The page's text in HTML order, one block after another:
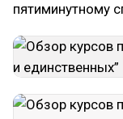
пятиминутному